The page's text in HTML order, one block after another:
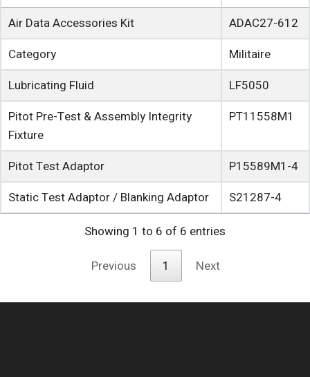
Air Data Accessories Kit
ADAC27-612
Category
Militaire
Lubricating Fluid
LF5050
Pitot Pre-Test & Assembly Integrity
Fixture
PT11558M1
Pitot Test Adaptor
P15589M1-4
Static Test Adaptor / Blanking Adaptor
S21287-4
Showing 1 to 6 of 6 entries
Previous
1 Next